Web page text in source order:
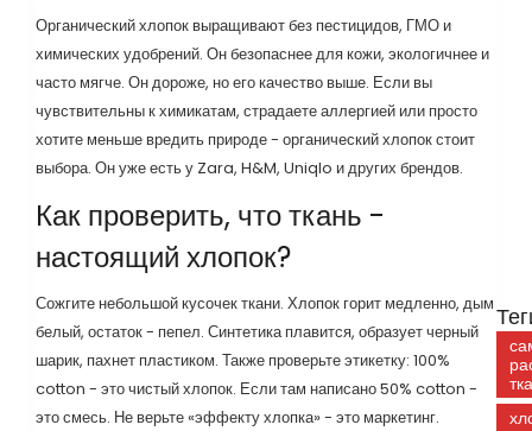
Органический хлопок выращивают без пестицидов, ГМО и
химических удобрений. Он безопаснее для кожи, экологичнее и
часто мягче. Он дороже, но его качество выше. Если вы
чувствительны к химикатам, страдаете аллергией или просто
хотите меньше вредить природе - органический хлопок стоит
выбора. Он уже есть у Zara, H&M, Uniqlo и других брендов.
Как проверить, что ткань -
настоящий хлопок?
Сожгите небольшой кусочек ткани. Хлопок горит медленно, дым
белый, остаток - пепел. Синтетика плавится, образует черный
шарик, пахнет пластиком. Также проверьте этикетку: 100%
cotton - это чистый хлопок. Если там написано 50% cotton -
это смесь. Не верьте «эффекту хлопка» - это маркетинг.